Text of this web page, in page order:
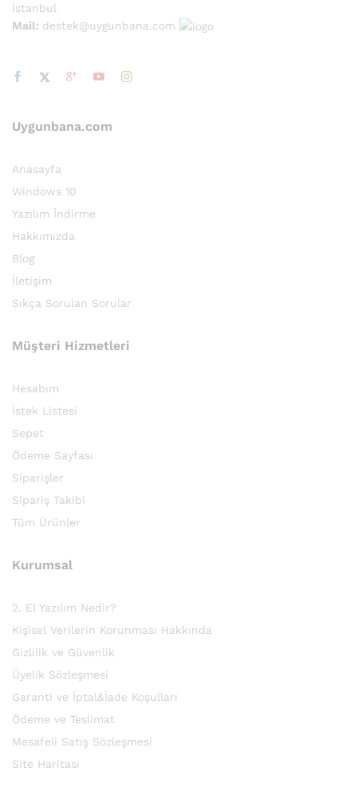
İstanbul
Mail: destek@uygunbana.com
Uygunbana.com
Anasayfa
Windows 10
Yazılım İndirme
Hakkımızda
Blog
İletişim
Sıkça Sorulan Sorular
Müşteri Hizmetleri
Hesabım
İstek Listesi
Sepet
Ödeme Sayfası
Siparişler
Sipariş Takibi
Tüm Ürünler
Kurumsal
2. El Yazılım Nedir?
Kişisel Verilerin Korunması Hakkında
Gizlilik ve Güvenlik
Üyelik Sözleşmesi
Garanti ve İptal&İade Koşulları
Ödeme ve Teslimat
Mesafeli Satış Sözleşmesi
Site Haritası